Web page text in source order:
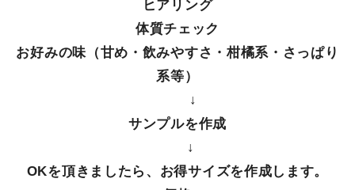
ヒアリング
体質チェック
お好みの味（甘め・飲みやすさ・柑橘系・さっぱり
系等）
↓
サンプルを作成
↓
OKを頂きましたら、お得サイズを作成します。